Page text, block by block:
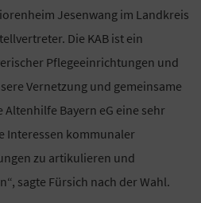
Jesenwang im Landkreis
Die KAB ist ein
Pflegeeinrichtungen und
Vernetzung und gemeinsame
Bayern eG eine sehr
Interessen kommunaler
zu artikulieren und
sagte Fürsich nach der Wahl.